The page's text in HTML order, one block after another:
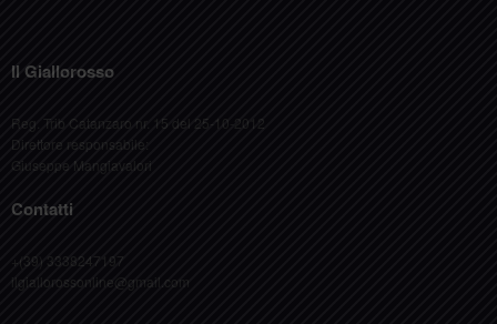
Il Giallorosso
Reg. Trib Catanzaro nr. 15 del 25-10-2012
Direttore responsabile:
Giuseppe Mangiavalori
Contatti
+(39) 3338247197
ilgiallorossonline@gmail.com